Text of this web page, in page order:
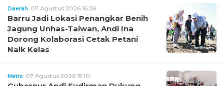
Daerah 07 Agustus 2026 16:28
Barru Jadi Lokasi Penangkar Benih
Jagung Unhas-Taiwan, Andi Ina
Dorong Kolaborasi Cetak Petani
Naik Kelas
Metro 07 Agustus 2026 15:10